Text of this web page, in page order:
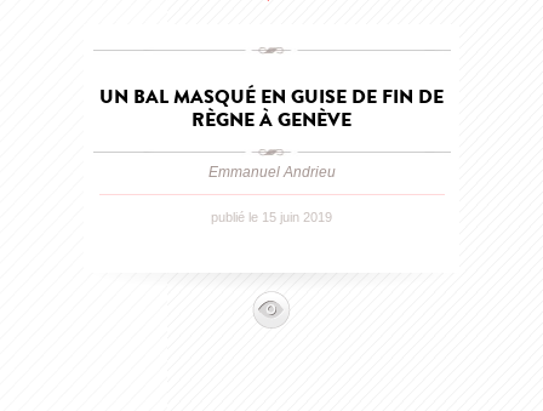
UN BAL MASQUÉ EN GUISE DE FIN DE
RÈGNE À GENÈVE
Emmanuel Andrieu
publié le 15 juin 2019